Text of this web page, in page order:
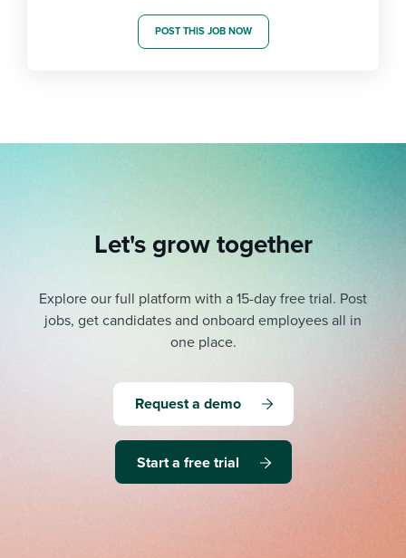
POST THIS JOB NOW
Let's grow together
Explore our full platform with a 15-day free trial. Post
jobs, get candidates and onboard employees all in
one place.
Request a demo
Start a free trial